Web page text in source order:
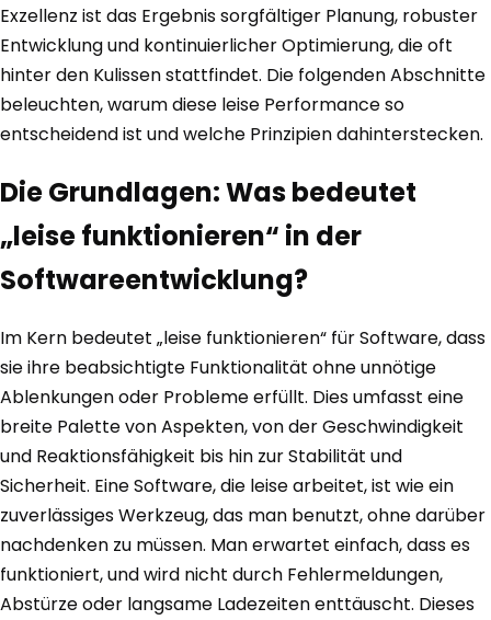
Exzellenz ist das Ergebnis sorgfältiger Planung, robuster
Entwicklung und kontinuierlicher Optimierung, die oft
hinter den Kulissen stattfindet. Die folgenden Abschnitte
beleuchten, warum diese leise Performance so
entscheidend ist und welche Prinzipien dahinterstecken.
Die Grundlagen: Was bedeutet
„leise funktionieren“ in der
Softwareentwicklung?
Im Kern bedeutet „leise funktionieren“ für Software, dass
sie ihre beabsichtigte Funktionalität ohne unnötige
Ablenkungen oder Probleme erfüllt. Dies umfasst eine
breite Palette von Aspekten, von der Geschwindigkeit
und Reaktionsfähigkeit bis hin zur Stabilität und
Sicherheit. Eine Software, die leise arbeitet, ist wie ein
zuverlässiges Werkzeug, das man benutzt, ohne darüber
nachdenken zu müssen. Man erwartet einfach, dass es
funktioniert, und wird nicht durch Fehlermeldungen,
Abstürze oder langsame Ladezeiten enttäuscht. Dieses